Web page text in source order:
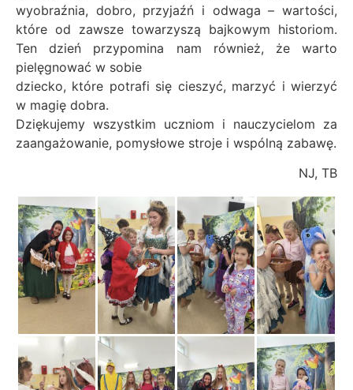
wyobraźnia, dobro, przyjaźń i odwaga – wartości,
które od zawsze towarzyszą bajkowym historiom.
Ten dzień przypomina nam również, że warto
pielęgnować w sobie
dziecko, które potrafi się cieszyć, marzyć i wierzyć
w magię dobra.
Dziękujemy wszystkim uczniom i nauczycielom za
zaangażowanie, pomysłowe stroje i wspólną zabawę.
NJ, TB